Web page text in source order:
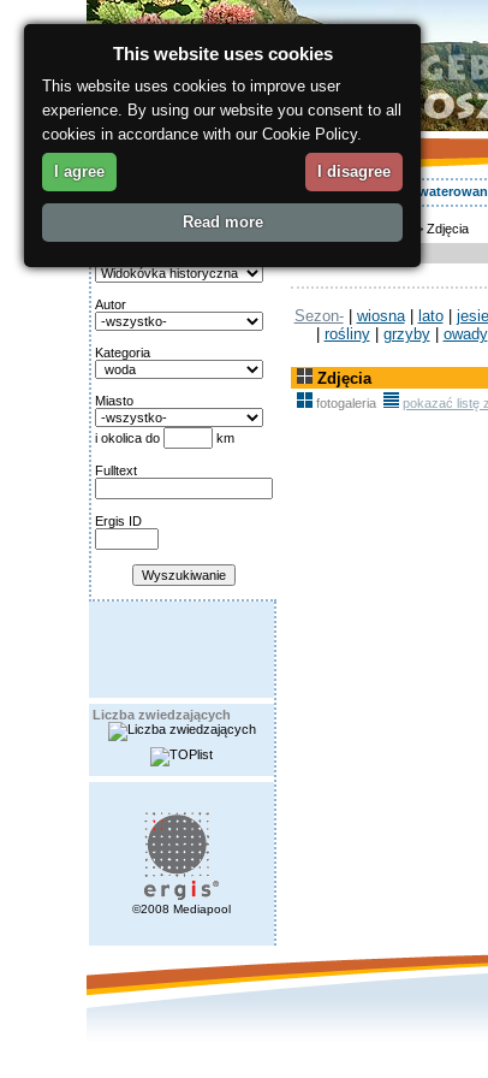
O regionie Wasz urlop
Wyszukiwanie:
Autor
Kategoria
Miasto
i okolica do km
Fulltext
Ergis ID
Liczba zwiedzających
©2008 Mediapool
> Zdjęcia
Sezon-| wiosna| lato|
rośliny| grzyby| owady
Zdjęcia
fotogaleria pokazać listę
This website uses cookies
This website uses cookies to improve user
experience. By using our website you consent to all
cookies in accordance with our Cookie Policy.
I agree I disagree
Read more